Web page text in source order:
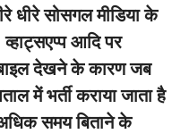
धीरे सोसगल मीडिया के
आदि पर
देखने के कारण जब
में भर्ती कराया जाता है
समय बिताने के